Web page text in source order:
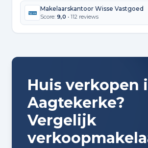
Makelaarskantoor Wisse Vastgoed
Score: 9,0 • 112 reviews
Huis verkopen
Aagtekerke?
Vergelijk